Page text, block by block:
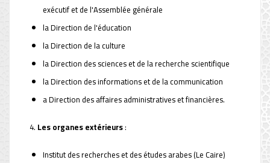
exécutif et de l'Assemblée générale
la Direction de l'éducation
la Direction de la culture
la Direction des sciences et de la recherche scientifique
la Direction des informations et de la communication
a Direction des affaires administratives et financières.
4. Les organes extérieurs:
Institut des recherches et des études arabes (Le Caire)